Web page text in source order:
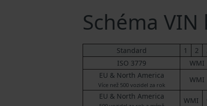
Schéma
Standard 1 2
ISO 3779
WMI
EU & North America
Více než 500 vozidel za rok
WMI
EU & North America
WMI